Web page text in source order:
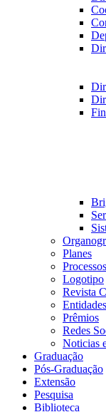
Planes
Processos
Logotipo
Revista
Entidades
Prêmios
Redes
Noticias
Graduação
Pós-Graduação
Extensão
Pesquisa
Biblioteca